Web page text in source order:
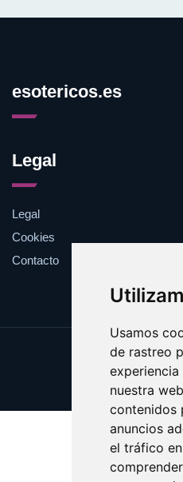
Usamos
de rastreo
nuestra
contenidos
anuncios
el tráfico
esotericos.es
Legal
Legal
Cookies
Contacto
Update
Copyright ©